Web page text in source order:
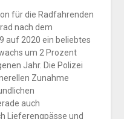
für die Radfahrenden
nach dem
auf 2020 ein beliebtes
um 2 Prozent
Jahr. Die Polizei
Zunahme
auch
Lieferengpässe und